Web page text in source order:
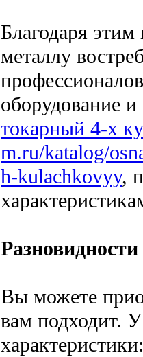
Благодаря
металлу
оборудование
токарный 4-х
m.ru/katalog/
h-kulachkovyy,
Вы можете
вам подходит.
характеристики: